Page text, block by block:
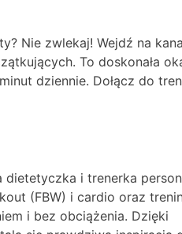
Nie zwlekaj! Wejdź na
To doskonała
dziennie. Dołącz do
i trenerka
(FBW) i cardio oraz
i bez obciążenia. Dzięki